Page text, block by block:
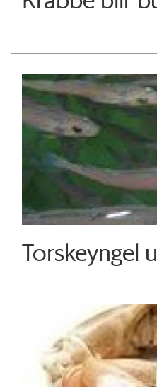
Torskeyngel